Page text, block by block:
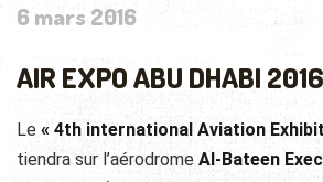
6 mars 2016
AIR EXPO ABU DHABI 2016
Le « 4th international Aviation
tiendra sur l’aérodrome Al-Bateen